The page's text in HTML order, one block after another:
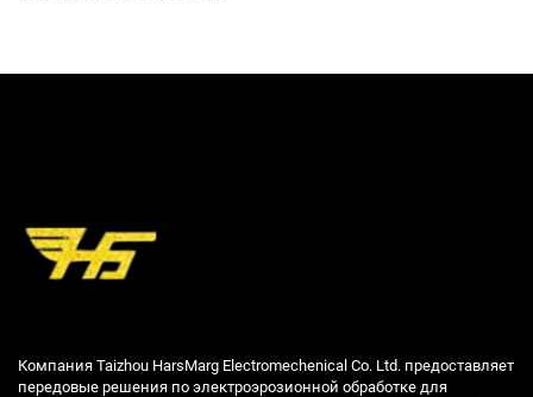
Компания Taizhou HarsMarg Electromechenical Co. Ltd. предоставляет
передовые решения по электроэрозионной обработке для